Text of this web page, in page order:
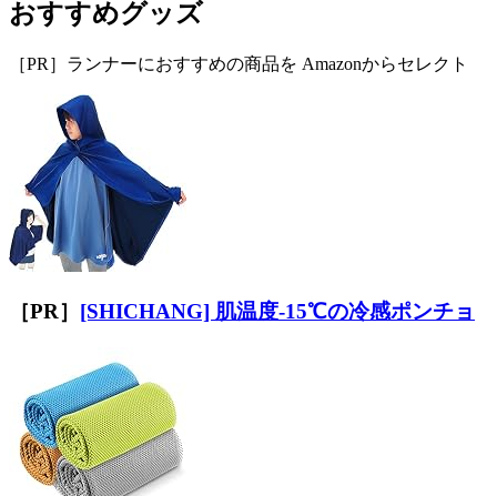
おすすめグッズ
［PR］ランナーにおすすめの商品を Amazonからセレクト
［PR］ [SHICHANG] 肌温度-15℃の冷感ポンチョ